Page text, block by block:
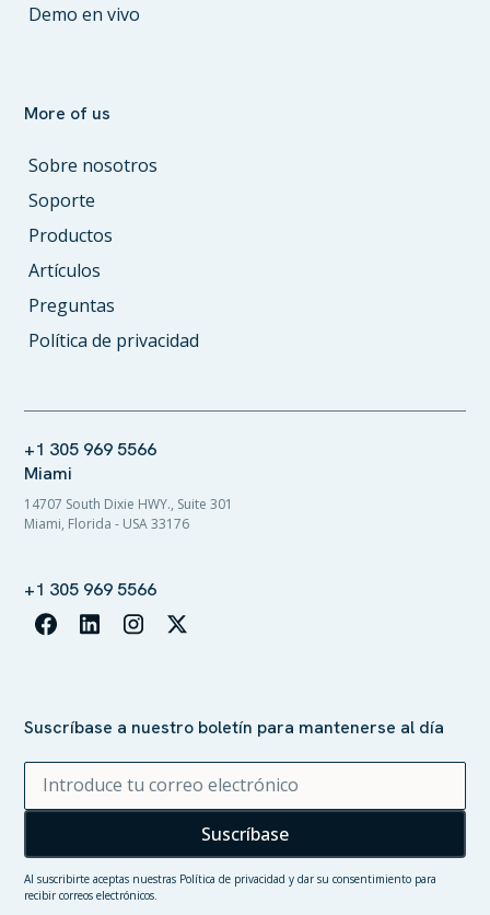
Demo en vivo
More of us
Sobre nosotros
Soporte
Productos
Artículos
Preguntas
Política de privacidad
Suscríbase a nuestro boletín para mantenerse al día
Al suscribirte aceptas nuestras Política de privacidad y dar su consentimiento para
recibir correos electrónicos.
+1 305 969 5566
Miami
14707 South Dixie HWY., Suite 301
Miami, Florida - USA 33176
+1 305 969 5566